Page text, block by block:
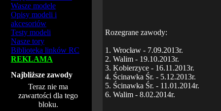
Wasze modele
Opisy modeli i
akcesoriów
Testy modeli
Nasze tory
Biblioteka linków RC
REKLAMA
Najbliższe zawody
Teraz nie ma
zawartości dla tego
bloku.
Rozegrane zawody:
1. Wrocław - 7.09.2013r.
2. Walim - 19.10.2013r.
3. Kobierzyce - 16.11.2013r.
4. Ścinawka Śr. - 5.12.2013r.
5. Ścinawka Śr. - 11.01.2014r.
6. Walim - 8.02.2014r.